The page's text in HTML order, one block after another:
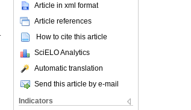
Article in xml format
Article references
How to cite this article
SciELO Analytics
Automatic translation
Send this article by e-mail
Indicators